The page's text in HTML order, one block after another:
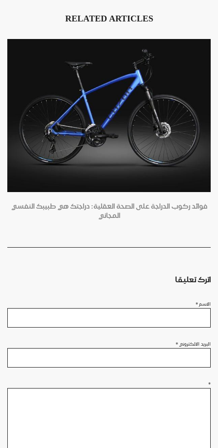
RELATED ARTICLES
فوائد ركوب الدراجة على الصحة العقلية: دراجتك هي طبيبك النفسي
المجاني
اترك تعليقا
الاسم *
البريد الالكتروني *
*